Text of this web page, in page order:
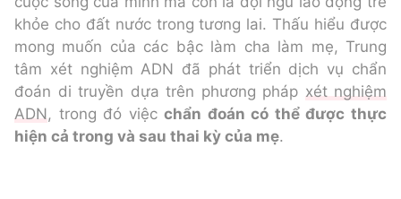
khỏe cho đất nước trong tương lai. Thấu hiểu được
mong muốn của các bậc làm cha làm mẹ, Trung
tâm xét nghiệm ADN đã phát triển dịch vụ chẩn
đoán di truyền dựa trên phương pháp xét nghiệm
ADN, trong đó việcchẩn đoán có thể được thực
hiện cả trong và sau thai kỳ của mẹ.